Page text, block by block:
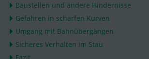
Baustellen und andere Hindernisse
Gefahren in scharfen Kurven
Umgang mit Bahnübergängen
Sicheres Verhalten im Stau